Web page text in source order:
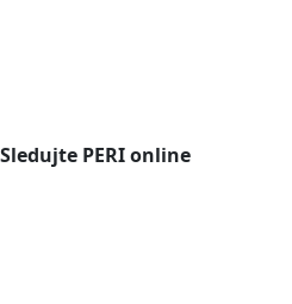
Sledujte PERI online